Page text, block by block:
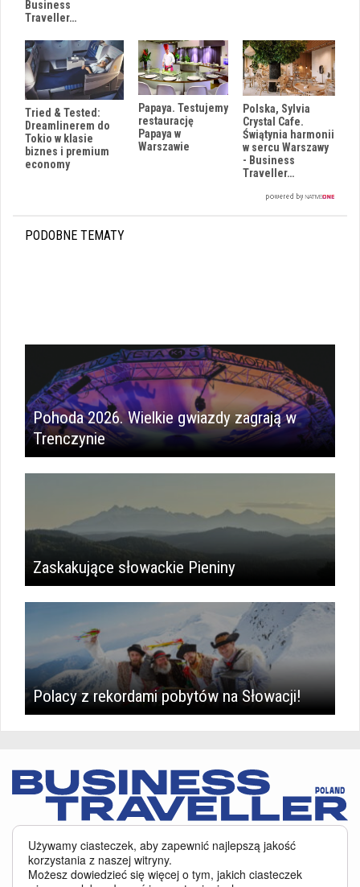
Business
Traveller…
Tried & Tested:
Dreamlinerem do
Tokio w klasie
biznes i premium
economy
Papaya. Testujemy
restaurację
Papaya w
Warszawie
Polska, Sylvia
Crystal Cafe.
Świątynia harmonii
w sercu Warszawy
- Business
Traveller…
PODOBNE TEMATY
Pohoda 2026. Wielkie gwiazdy zagrają w
Trenczynie
Zaskakujące słowackie Pieniny
Polacy z rekordami pobytów na Słowacji!
technologie o analogicznym charakterze, przede wszystkim w celu
zapewnienia Państwu najlepszej jakości oferowanych usług, a ponadto w
celach statystycznych i reklamowych. Korzystanie z serwisu oznacza, że pliki
Używamy ciasteczek, aby zapewnić najlepszą jakość
korzystania z naszej witryny.
Możesz dowiedzieć się więcej o tym, jakich ciasteczek